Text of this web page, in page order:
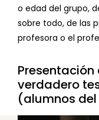
o edad del grupo,
sobre todo, de las
profesora o el
Presentación
verdadero
(alumnos